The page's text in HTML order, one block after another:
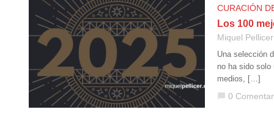
CURACIÓN
Los 100
Miquel Pellicer
Una selección
no ha sido solo
medios, […]
chat_bubble 0